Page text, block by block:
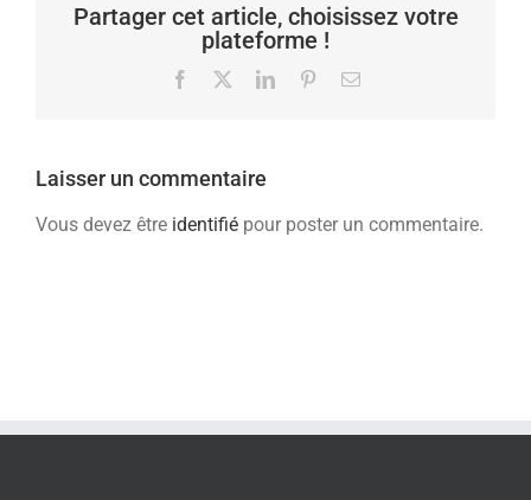
Partager cet article, choisissez votre
plateforme !
Facebook LinkedInPinterestEmail
Laisser un commentaire
Vous devez être identifié pour poster un commentaire.